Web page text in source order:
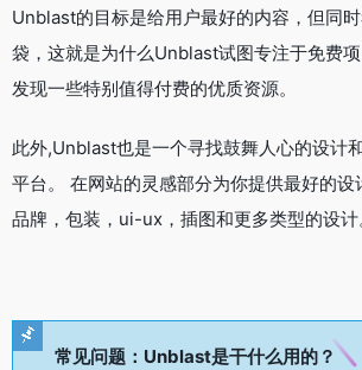
Unblast的目标是给用户最好的内容，但同
袋，这就是为什么Unblast试图专注于免费
发现一些特别值得付费的优质资源。
此外,Unblast也是一个寻找鼓舞人心的设计
平台。 在网站的灵感部分为你提供最好的
品牌，包装，ui-ux，插图和更多类型的设计
常见问题：Unblast是干什么用的？